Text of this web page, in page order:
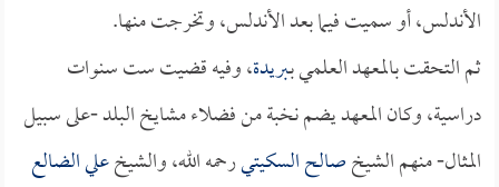
الأندلس، أو سميت فيما بعد الأندلس، وتخرجت منها.
ثم التحقت بالمعهد العلمي بـبريدة، وفيه قضيت ست سنوات
دراسية، وكان المعهد يضم نخبة من فضلاء مشايخ البلد -على سبيل
المثال- منهم الشيخصالح السكيتيرحمه الله، والشيخعلي الضالع